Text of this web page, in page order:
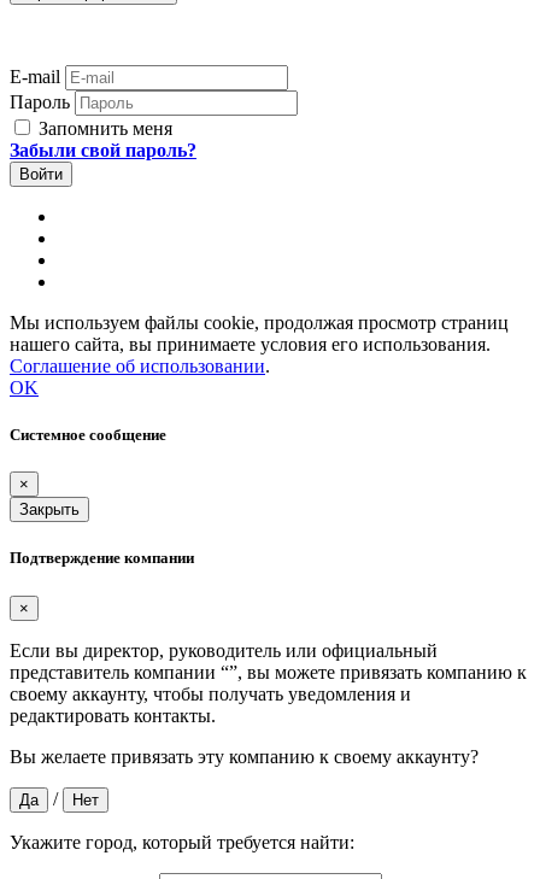
E-mail
Пароль
Запомнить меня
Забыли свой пароль?
Мы используем файлы cookie, продолжая просмотр страниц
нашего сайта, вы принимаете условия его использования.
Соглашение об использовании.
OK
Системное сообщение
×
Закрыть
Подтверждение компании
×
Если вы директор, руководитель или официальный
представитель компании “”, вы можете привязать компанию к
своему аккаунту, чтобы получать уведомления и
редактировать контакты.
Вы желаете привязать эту компанию к своему аккаунту?
Да / Нет
Укажите город, который требуется найти: